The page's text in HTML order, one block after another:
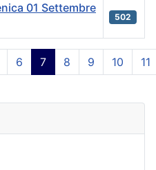
01 Settembre
502
Pagina 7 di 21
6 7 8 9 10 11